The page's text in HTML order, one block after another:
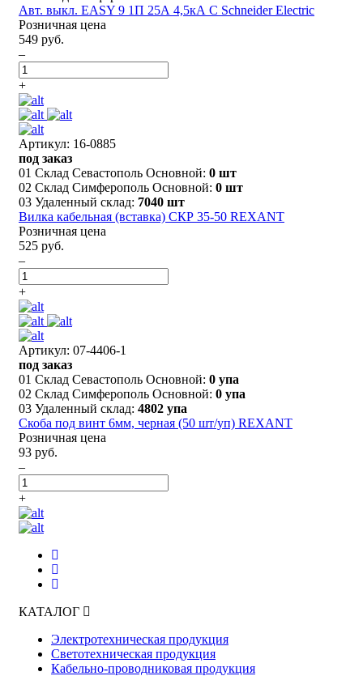
Авт. выкл. EASY 9 1П 25А 4,5кА С Schneider Electric
Розничная цена
549 руб.
–
+
Артикул: 16-0885
под заказ
01 Склад Севастополь Основной: 0 шт
02 Склад Симферополь Основной: 0 шт
03 Удаленный склад: 7040 шт
Вилка кабельная (вставка) СКР 35-50 REXANT
Розничная цена
525 руб.
–
+
Артикул: 07-4406-1
под заказ
01 Склад Севастополь Основной: 0 упа
02 Склад Симферополь Основной: 0 упа
03 Удаленный склад: 4802 упа
Скоба под винт 6мм, черная (50 шт/уп) REXANT
Розничная цена
93 руб.
–
+
КАТАЛОГ
Электротехническая продукция
Светотехническая продукция
Кабельно-проводниковая продукция